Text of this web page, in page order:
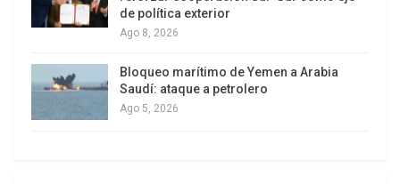
Moraes fue notificado a finales de mayo por
correo electrónico sobre la demanda presentada
por Rumble y Trump Media, una acción legal
aceptada por un tribunal federal de Florida, que
de política exterior
Ago 8, 2026
Bloqueo marítimo de Yemen a Arabia
Saudí: ataque a petrolero
Ago 5, 2026